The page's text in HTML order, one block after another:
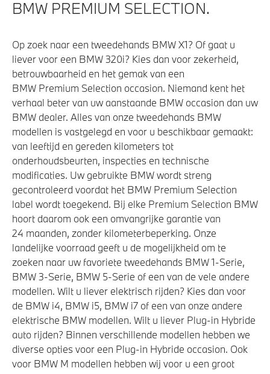
Bandenspanningsweergavesysteem
Regensensor
Buitenspiegels elektrisch inklapbaar
Automatisch dimmende binnen- en buitenspiegel
bestuurderzijde
Driving Assistant Professional
Aandrijving en onderstel
M Sportonderstel
Sportonderstel
Anti blokkeer systeem
Variable Sport Steering
Automatische sporttransmissie met stuurschakeling
Veiligheid
Actieve Voetgangersbescherming
Elektronisch Stabiliteits Programma
BMW PREMIUM SELECTION.
Op zoek naar een tweedehands BMW X1? Of gaat u
liever voor een BMW 320i? Kies dan voor zekerheid,
betrouwbaarheid en het gemak van een
BMW Premium Selection occasion. Niemand kent het
verhaal beter van uw aanstaande BMW occasion dan uw
BMW dealer. Alles van onze tweedehands BMW
modellen is vastgelegd en voor u beschikbaar gemaakt:
van leeftijd en gereden kilometers tot
onderhoudsbeurten, inspecties en technische
modificaties. Uw gebruikte BMW wordt streng
gecontroleerd voordat het BMW Premium Selection
label wordt toegekend. Bij elke Premium Selection BMW
hoort daarom ook een omvangrijke garantie van
24 maanden, zonder kilometerbeperking. Onze
landelijke voorraad geeft u de mogelijkheid om te
zoeken naar uw favoriete tweedehands BMW 1-Serie,
BMW 3-Serie, BMW 5-Serie of een van de vele andere
modellen. Wilt u liever elektrisch rijden? Kies dan voor
de BMW i4, BMW i5, BMW i7 of een van onze andere
elektrische BMW modellen. Wilt u liever Plug-in Hybride
auto rijden? Binnen verschillende modellen hebben we
diverse opties voor een Plug-in Hybride occasion. Ook
voor BMW M modellen hebben wij voor u een groot